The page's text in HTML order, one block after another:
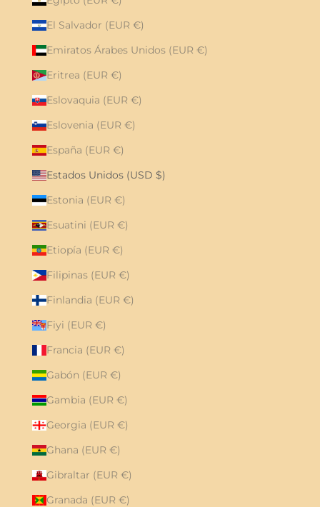
El Salvador (EUR €)
Emiratos Árabes Unidos (EUR €)
Eritrea (EUR €)
Eslovaquia (EUR €)
Eslovenia (EUR €)
España (EUR €)
Estados Unidos (USD $)
Estonia (EUR €)
Esuatini (EUR €)
Etiopía (EUR €)
Filipinas (EUR €)
Finlandia (EUR €)
Fiyi (EUR €)
Francia (EUR €)
Gabón (EUR €)
Gambia (EUR €)
Georgia (EUR €)
Ghana (EUR €)
Gibraltar (EUR €)
Granada (EUR €)